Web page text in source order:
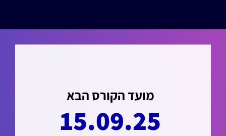
מועד הקורס הבא
15.09.25